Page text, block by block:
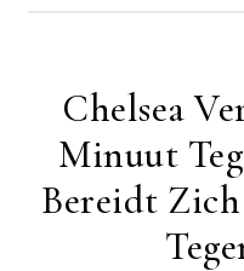
Chelsea
Minuut
Bereidt